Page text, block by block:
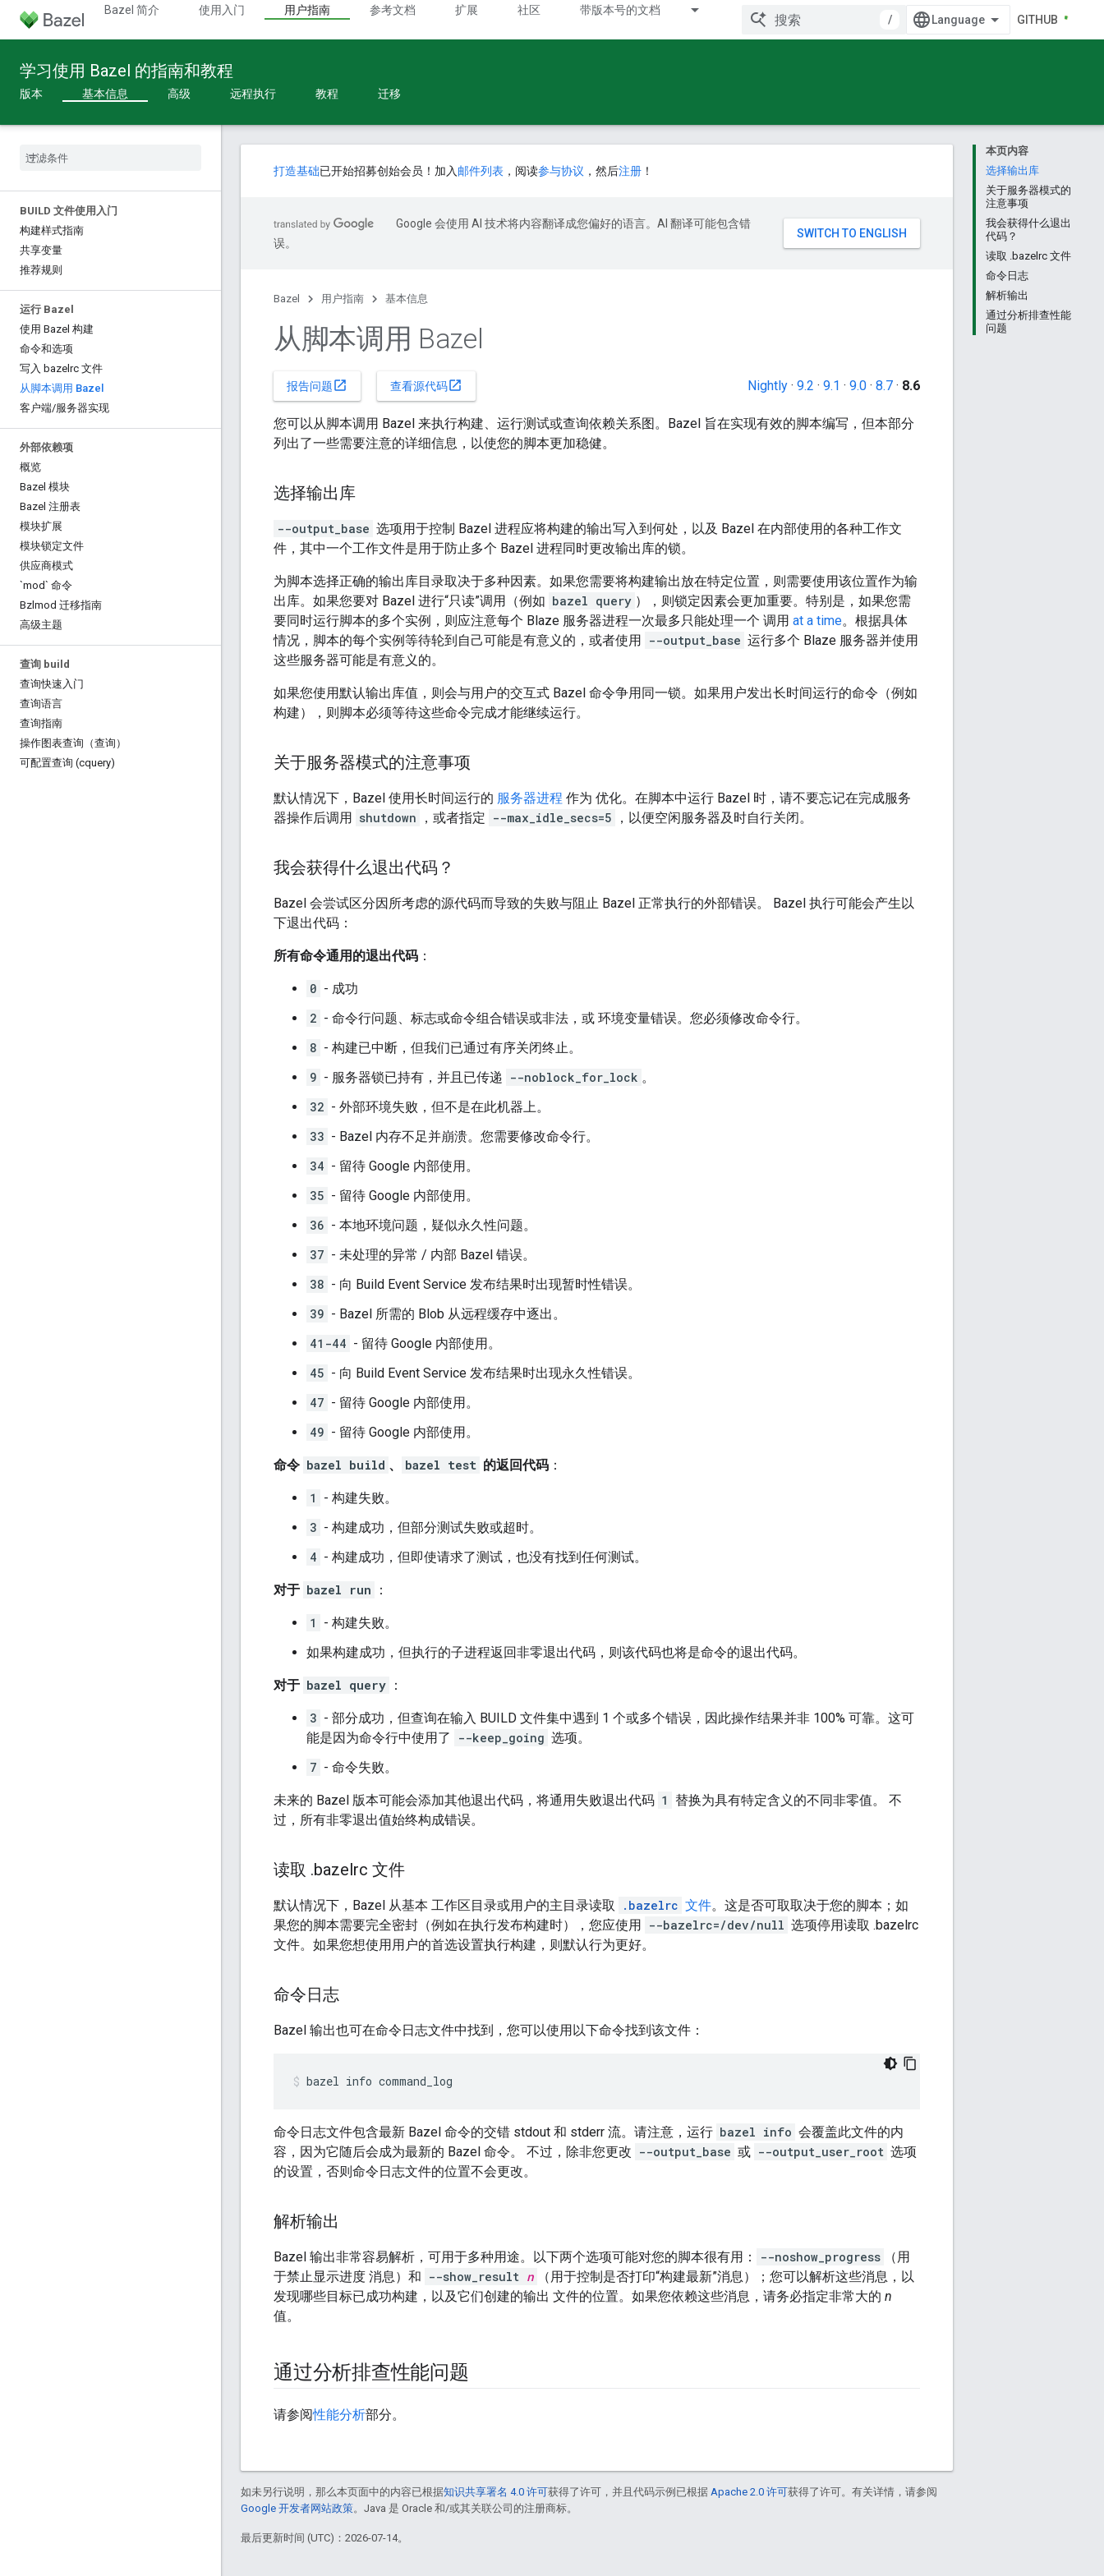
Bazel 简介 使用入门 用户指南 参考文档 扩展 社区 带版本号的文档
/ GITHUB
学习使用 Bazel 的指南和教程
版本 基本信息 高级 远程执行 教程 迁移
BUILD 文件使用入门
构建样式指南
共享变量
推荐规则
运行 Bazel
使用 Bazel 构建
命令和选项
写入 bazelrc 文件
从脚本调用 Bazel
客户端/服务器实现
外部依赖项
概览
Bazel 模块
Bazel 注册表
模块扩展
模块锁定文件
供应商模式
`mod` 命令
Bzlmod 迁移指南
高级主题
查询 build
查询快速入门
查询语言
查询指南
操作图表查询（查询）
可配置查询 (cquery)
本页内容
选择输出库
关于服务器模式的
注意事项
我会获得什么退出
代码？
读取 .bazelrc 文件
命令日志
解析输出
通过分析排查性能
问题
打造基础已开始招募创始会员！加入 邮件列表 ，阅读参与协议 ，然后注册 ！
Google 会使用 AI 技术将内容翻译成您偏好的语言。AI 翻译可能包含错
误。
Bazel 用户指南 基本信息
从脚本调用 Bazel
报告问题open_in_new 查看源代码open_in_new Nightly · 9.2 · 9.1 · 9.0 · 8.7 · 8.6
您可以从脚本调用 Bazel 来执行构建、运行测试或查询依赖关系图。Bazel 旨在实现有效的脚本编写，但本部分
列出了一些需要注意的详细信息，以使您的脚本更加稳健。
选择输出库
--output_base 选项用于控制 Bazel 进程应将构建的输出写入到何处，以及 Bazel 在内部使用的各种工作文
件，其中一个工作文件是用于防止多个 Bazel 进程同时更改输出库的锁。
为脚本选择正确的输出库目录取决于多种因素。如果您需要将构建输出放在特定位置，则需要使用该位置作为输
出库。如果您要对 Bazel 进行“只读”调用（例如 bazel query ），则锁定因素会更加重要。特别是，如果您需
要同时运行脚本的多个实例，则应注意每个 Blaze 服务器进程一次最多只能处理一个 调用 at a time。根据具体
情况，脚本的每个实例等待轮到自己可能是有意义的，或者使用 --output_base 运行多个 Blaze 服务器并使用
这些服务器可能是有意义的。
如果您使用默认输出库值，则会与用户的交互式 Bazel 命令争用同一锁。如果用户发出长时间运行的命令（例如
构建），则脚本必须等待这些命令完成才能继续运行。
关于服务器模式的注意事项
默认情况下，Bazel 使用长时间运行的 服务器进程 作为 优化。在脚本中运行 Bazel 时，请不要忘记在完成服务
器操作后调用 shutdown ，或者指定 --max_idle_secs=5 ，以便空闲服务器及时自行关闭。
我会获得什么退出代码？
Bazel 会尝试区分因所考虑的源代码而导致的失败与阻止 Bazel 正常执行的外部错误。 Bazel 执行可能会产生以
下退出代码：
所有命令通用的退出代码 ：
0 - 成功
2 - 命令行问题、标志或命令组合错误或非法，或 环境变量错误。您必须修改命令行。
8 - 构建已中断，但我们已通过有序关闭终止。
9 - 服务器锁已持有，并且已传递 --noblock_for_lock 。
32 - 外部环境失败，但不是在此机器上。
33 - Bazel 内存不足并崩溃。您需要修改命令行。
34 - 留待 Google 内部使用。
35 - 留待 Google 内部使用。
36 - 本地环境问题，疑似永久性问题。
37 - 未处理的异常 / 内部 Bazel 错误。
38 - 向 Build Event Service 发布结果时出现暂时性错误。
39 - Bazel 所需的 Blob 从远程缓存中逐出。
41-44 - 留待 Google 内部使用。
45 - 向 Build Event Service 发布结果时出现永久性错误。
47 - 留待 Google 内部使用。
49 - 留待 Google 内部使用。
命令 bazel build 、 bazel test 的返回代码 ：
1
- 构建失败。
3 - 构建成功，但部分测试失败或超时。
4 - 构建成功，但即使请求了测试，也没有找到任何测试。
对于 bazel run ：
1
- 构建失败。
如果构建成功，但执行的子进程返回非零退出代码，则该代码也将是命令的退出代码。
对于 bazel query ：
3 - 部分成功，但查询在输入 BUILD 文件集中遇到 1 个或多个错误，因此操作结果并非 100% 可靠。这可
能是因为命令行中使用了
--keep_going 选项。
7 - 命令失败。
未来的 Bazel 版本可能会添加其他退出代码，将通用失败退出代码 1
替换为具有特定含义的不同非零值。 不
过，所有非零退出值始终构成错误。
读取 .bazelrc 文件
默认情况下，Bazel 从基本 工作区目录或用户的主目录读取 .bazelrc 文件。这是否可取取决于您的脚本；如
果您的脚本需要完全密封（例如在执行发布构建时），您应使用 --bazelrc=/dev/null 选项停用读取 .bazelrc
文件。如果您想使用用户的首选设置执行构建，则默认行为更好。
命令日志
Bazel 输出也可在命令日志文件中找到，您可以使用以下命令找到该文件：
bazel info command_log
命令日志文件包含最新 Bazel 命令的交错 stdout 和 stderr 流。请注意，运行 bazel info 会覆盖此文件的内
容，因为它随后会成为最新的 Bazel 命令。 不过，除非您更改 --output_base 或 --output_user_root 选项
的设置，否则命令日志文件的位置不会更改。
解析输出
Bazel 输出非常容易解析，可用于多种用途。以下两个选项可能对您的脚本很有用： --noshow_progress
（用
于禁止显示进度 消息）和 --show_result n
（用于控制是否打印“构建最新”消息）；您可以解析这些消息，以
发现哪些目标已成功构建，以及它们创建的输出 文件的位置。如果您依赖这些消息，请务必指定非常大的 n
值。
通过分析排查性能问题
请参阅性能分析部分。
如未另行说明，那么本页面中的内容已根据知识共享署名 4.0 许可获得了许可，并且代码示例已根据 Apache 2.0 许可获得了许可。有关详情，请参阅
Google 开发者网站政策。Java 是 Oracle 和/或其关联公司的注册商标。
最后更新时间 (UTC)：2026-07-14。